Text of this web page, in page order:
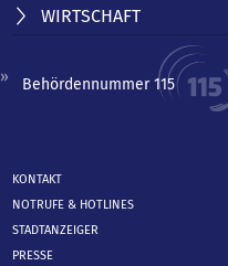
WIRTSCHAFT
Behördennummer 115
KONTAKT
NOTRUFE & HOTLINES
STADTANZEIGER
PRESSE